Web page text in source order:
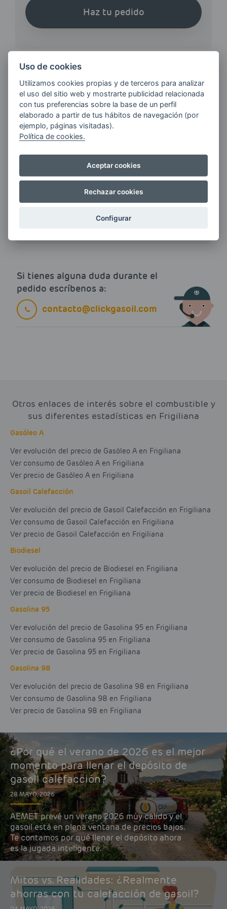
Haz tu pedido
¿QUIERES ESTAR AL DÍA DE
LAS
ÚLTIMAS NOVEDADES?
Quiero recibir las últimas novedades de AVIA
Más información
Si tienes alguna duda durante el
pedido escríbenos a:
contacto@clickgasoil.com
Otros enlaces de interés sobre el combustible y
sus diferentes estadísticas en Frigiliana
Gasóleo A
Ver evolución del precio de Gasóleo A en Frigiliana
Ver consumo de Gasóleo A en Frigiliana
Ver precio de Gasóleo A en Frigiliana
Gasoil Calefacción
Ver evolución del precio de Gasoil Calefacción en Frigiliana
Ver consumo de Gasoil Calefacción en Frigiliana
Ver precio de Gasoil Calefacción en Frigiliana
Biodiesel
Ver evolución del precio de Biodiesel en Frigiliana
Ver consumo de Biodiesel en Frigiliana
Ver precio de Biodiesel en Frigiliana
Gasolina 95
Ver evolución del precio de Gasolina 95 en Frigiliana
Ver consumo de Gasolina 95 en Frigiliana
Ver precio de Gasolina 95 en Frigiliana
Gasolina 98
Ver evolución del precio de Gasolina 98 en Frigiliana
Ver consumo de Gasolina 98 en Frigiliana
Ver precio de Gasolina 98 en Frigiliana
¿Por qué el verano de 2026 es el mejor
momento para llenar el depósito de
gasoil calefacción?
28 MAYO, 2026
AEMET prevé un verano 2026 muy cálido y el
gasoil está en plena ventana de precios bajos.
Te contamos por qué llenar el depósito ahora
es la jugada inteligente.
Mitos vs. Realidades: ¿Realmente
ahorras con tu calefacción de gasoil?
Uso de cookies
Utilizamos cookies propias y de terceros para analizar
el uso del sitio web y mostrarte publicidad relacionada
con tus preferencias sobre la base de un perfil
elaborado a partir de tus hábitos de navegación (por
ejemplo, páginas visitadas).
Política de cookies.
Aceptar cookies
Rechazar cookies
Configurar